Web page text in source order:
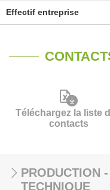
Effectif entreprise
Téléchargez la liste
contacts
PRODUCTION
TECHNIQUE